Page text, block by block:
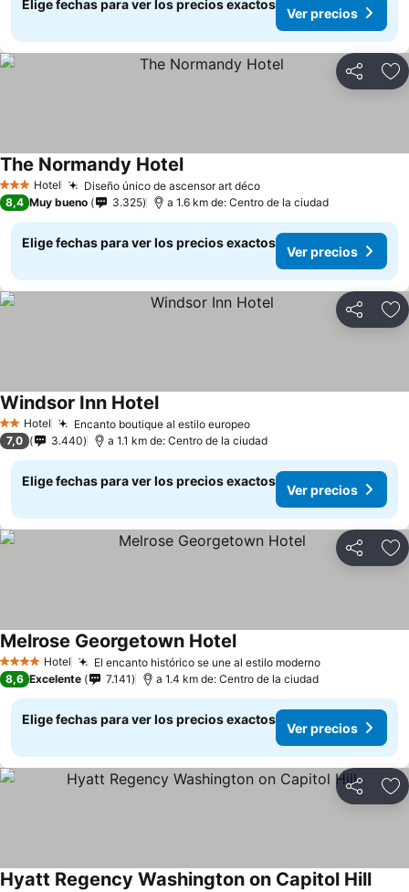
Elige fechas para ver los precios exactos
Ver precios
Compartir
3 Estrellas
Hotel Diseño único de ascensor art déco
The Normandy Hotel
8,4 Muy bueno 3.325 a 1.6 km de: Centro de la ciudad
Elige fechas para ver los precios exactos
Ver precios
Compartir
2 Estrellas
Hotel Encanto boutique al estilo europeo
Windsor Inn Hotel
7,0 3.440 a 1.1 km de: Centro de la ciudad
Elige fechas para ver los precios exactos
Ver precios
Compartir
4 EstrellasHotel El encanto histórico se une al estilo moderno
Melrose Georgetown Hotel
8,6 Excelente 7.141 a 1.4 km de: Centro de la ciudad
Elige fechas para ver los precios exactos
Ver precios
Compartir
Hyatt Regency Washington on Capitol Hill